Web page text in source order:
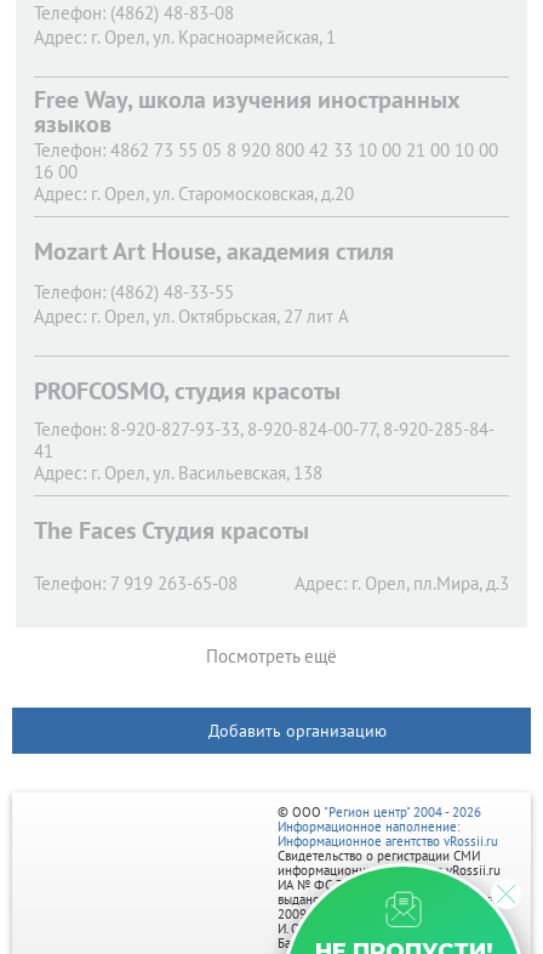
Телефон: (4862) 48-83-08
Адрес: г. Орел, ул. Красноармейская, 1
Free Way, школа изучения иностранных
языков
Телефон: 4862 73 55 05 8 920 800 42 33 10 00 21 00 10 00
16 00
Адрес: г. Орел, ул. Старомосковская, д.20
Mozart Art House, академия стиля
Телефон: (4862) 48-33-55
Адрес: г. Орел, ул. Октябрьская, 27 лит А
PROFCOSMO, студия красоты
Телефон: 8-920-827-93-33, 8-920-824-00-77, 8-920-285-84-
41
Адрес: г. Орел, ул. Васильевская, 138
The Faces Студия красоты
Телефон: 7 919 263-65-08 Адрес: г. Орел, пл.Мира, д.3
Посмотреть ещё
Добавить организацию
© ООО "Регион центр" 2004 - 2026
Информационное наполнение:
Информационное агентство vRossii.ru
Свидетельство о регистрации СМИ
информационного агентства vRossii.ru
ИА № ФС 77‑35502
выдано РОСКОМНАДЗОРом 04 марта
2009г.
И. О. Главного редактора Нарыков А. Н.
Баннеры на портале размещаются на